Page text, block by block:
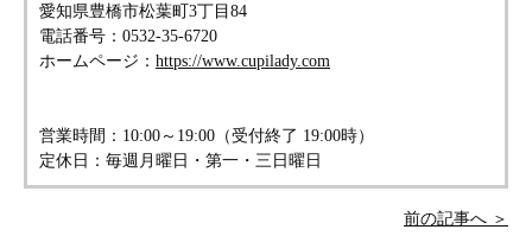
愛知県豊橋市松葉町3丁目84
電話番号：0532-35-6720
ホームページ： https://www.cupilady.com
営業時間：10:00～19:00（受付終了 19:00時）
定休日：毎週月曜日・第一・三日曜日
前の記事へ ＞